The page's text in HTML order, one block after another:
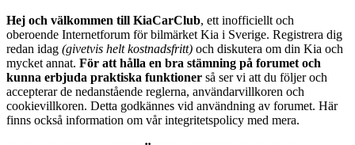
Hej och välkommen till KiaCarClub, ett inofficiellt och
oberoende Internetforum för bilmärket Kia i Sverige. Registrera dig
redan idag (givetvis helt kostnadsfritt) och diskutera om din Kia och
mycket annat. För att hålla en bra stämning på forumet och
kunna erbjuda praktiska funktioner så ser vi att du följer och
accepterar de nedanstående reglerna, användarvillkoren och
cookievillkoren. Detta godkännes vid användning av forumet. Här
finns också information om vår integritetspolicy med mera.